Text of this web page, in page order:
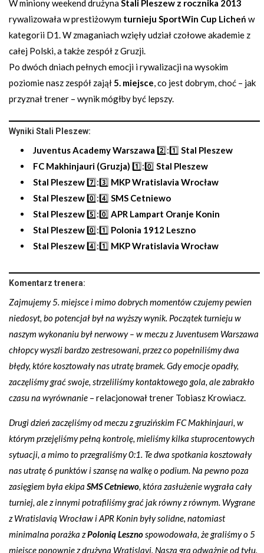
W miniony weekend drużynaStali Pleszew z rocznika 2013
rywalizowała w prestiżowym turnieju SportWin Cup Licheń w
kategorii D1. W zmaganiach wzięły udział czołowe akademie z
całej Polski, a także zespół z Gruzji.
Po dwóch dniach pełnych emocji i rywalizacji na wysokim
poziomie nasz zespół zajął5. miejsce, co jest dobrym, choć – jak
przyznał trener – wynik mógłby być lepszy.
Wyniki Stali Pleszew:
Juventus Academy Warszawa 2️⃣:1️⃣ Stal Pleszew
FC Makhinjauri (Gruzja) 1️⃣:0️⃣ Stal Pleszew
Stal Pleszew 7️⃣:3️⃣ MKP Wratislavia Wrocław
Stal Pleszew 0️⃣:4️⃣ SMS Cetniewo
Stal Pleszew 5️⃣:0️⃣ APR Lampart Oranje Konin
Stal Pleszew 0️⃣:1️⃣ Polonia 1912 Leszno
Stal Pleszew 4️⃣:1️⃣ MKP Wratislavia Wrocław
Komentarz trenera:
Zajmujemy 5. miejsce i mimo dobrych momentów czujemy pewien
niedosyt, bo potencjał był na wyższy wynik. Początek turnieju w
naszym wykonaniu był nerwowy – w meczu z Juventusem Warszawa
chłopcy wyszli bardzo zestresowani, przez co popełniliśmy dwa
błędy, które kosztowały nas utratę bramek. Gdy emocje opadły,
zaczęliśmy grać swoje, strzeliliśmy kontaktowego gola, ale zabrakło
czasu na wyrównanie – relacjonował trener Tobiasz Krowiacz.
Drugi dzień zaczęliśmy od meczu z gruzińskim FC Makhinjauri, w
którym przejęliśmy pełną kontrolę, mieliśmy kilka stuprocentowych
sytuacji, a mimo to przegraliśmy 0:1. Te dwa spotkania kosztowały
nas utratę 6 punktów i szansę na walkę o podium. Na pewno poza
zasięgiem była ekipa SMS Cetniewo, która zasłużenie wygrała cały
turniej, ale z innymi potrafiliśmy grać jak równy z równym. Wygrane
z Wratislavią Wrocław i APR Konin były solidne, natomiast
minimalna porażka zPolonią Lesznospowodowała, że graliśmy o 5
miejsce ponownie z drużyną Wratislavi. Nasza gra odważnie od tyłu,